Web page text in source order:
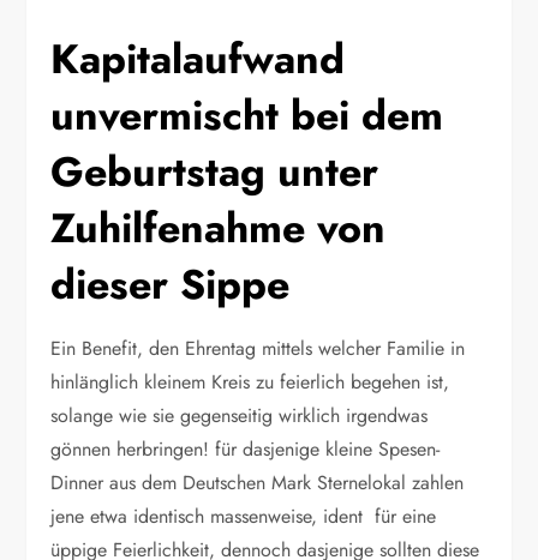
Kapitalaufwand
unvermischt bei dem
Geburtstag unter
Zuhilfenahme von
dieser Sippe
Ein Benefit, den Ehrentag mittels welcher Familie in
hinlänglich kleinem Kreis zu feierlich begehen ist,
solange wie sie gegenseitig wirklich irgendwas
gönnen herbringen! für dasjenige kleine Spesen-
Dinner aus dem Deutschen Mark Sternelokal zahlen
jene etwa identisch massenweise, ident für eine
üppige Feierlichkeit, dennoch dasjenige sollten diese